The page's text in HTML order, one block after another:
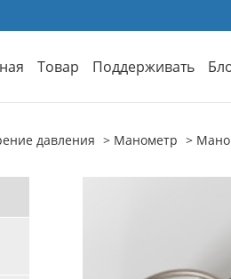
Товар Поддерживать
давления Манометр